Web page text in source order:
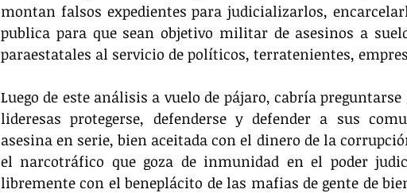
montan falsos expedientes para judicializarlos,
publica para que sean objetivo militar de asesinos a
paraestatales al servicio de políticos, terratenientes,
Luego de este análisis a vuelo de pájaro, cabría
lideresas protegerse, defenderse y defender a sus
asesina en serie, bien aceitada con el dinero de la
el narcotráfico que goza de inmunidad en el poder
libremente con el beneplácito de las mafias de gente de